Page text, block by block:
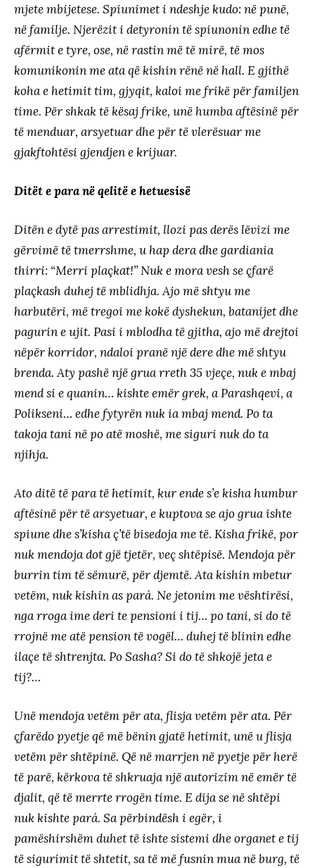
mjete mbijetese. Spiunimet i ndeshje kudo: në punë,
në familje. Njerëzit i detyronin të spiunonin edhe të
afërmit e tyre, ose, në rastin më të mirë, të mos
komunikonin me ata që kishin rënë në hall. E gjithë
koha e hetimit tim, gjyqit, kaloi me frikë për familjen
time. Për shkak të kësaj frike, unë humba aftësinë për
të menduar, arsyetuar dhe për të vlerësuar me
gjakftohtësi gjendjen e krijuar.
Ditët e para në qelitë e hetuesisë
Ditën e dytë pas arrestimit, llozi pas derës lëvizi me
gërvimë të tmerrshme, u hap dera dhe gardiania
thirri: “Merri plaçkat!” Nuk e mora vesh se çfarë
plaçkash duhej të mblidhja. Ajo më shtyu me
harbutëri, më tregoi me kokë dyshekun, batanijet dhe
pagurin e ujit. Pasi i mblodha të gjitha, ajo më drejtoi
nëpër korridor, ndaloi pranë një dere dhe më shtyu
brenda. Aty pashë një grua rreth 35 vjeçe, nuk e mbaj
mend si e quanin… kishte emër grek, a Parashqevi, a
Polikseni… edhe fytyrën nuk ia mbaj mend. Po ta
takoja tani në po atë moshë, me siguri nuk do ta
njihja.
Ato ditë të para të hetimit, kur ende s’e kisha humbur
aftësinë për të arsyetuar, e kuptova se ajo grua ishte
spiune dhe s’kisha ç’të bisedoja me të. Kisha frikë, por
nuk mendoja dot gjë tjetër, veç shtëpisë. Mendoja për
burrin tim të sëmurë, për djemtë. Ata kishin mbetur
vetëm, nuk kishin as pará. Ne jetonim me vështirësi,
nga rroga ime deri te pensioni i tij… po tani, si do të
rrojnë me atë pension të vogël… duhej të blinin edhe
ilaçe të shtrenjta. Po Sasha? Si do të shkojë jeta e
tij?…
Unë mendoja vetëm për ata, flisja vetëm për ata. Për
çfarëdo pyetje që më bënin gjatë hetimit, unë u flisja
vetëm për shtëpinë. Që në marrjen në pyetje për herë
të parë, kërkova të shkruaja një autorizim në emër të
djalit, që të merrte rrogën time. E dija se në shtëpi
nuk kishte pará. Sa përbindësh i egër, i
pamëshirshëm duhet të ishte sistemi dhe organet e tij
të sigurimit të shtetit, sa të më fusnin mua në burg, të